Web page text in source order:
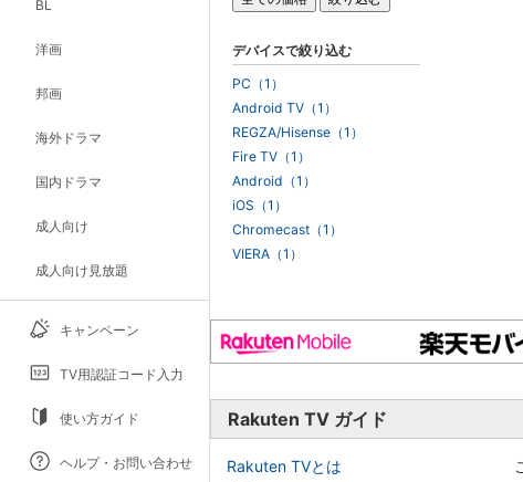
BL
洋画
邦画
海外ドラマ
国内ドラマ
成人向け
成人向け見放題
キャンペーン
TV用認証コード入力
使い方ガイド
ヘルプ・お問い合わせ
デバイスで絞り込む
PC（1）
Android TV（1）
REGZA/Hisense（1）
Fire TV（1）
Android（1）
iOS（1）
Chromecast（1）
VIERA（1）
Rakuten TV ガイド
Rakuten TVとは